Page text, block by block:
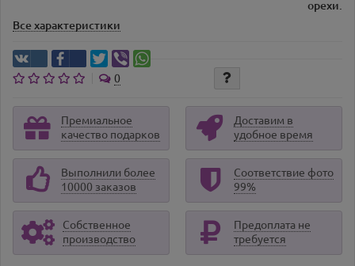
орехи.
Все характеристики
0
Премиальное
качество подарков
Доставим в
удобное время
Выполнили более
10000 заказов
Соответствие фото
99%
Собственное
производство
Предоплата не
требуется